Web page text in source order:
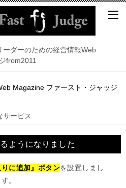
ーダーのための経営情報Web
from2011
Magazine ファースト・ジャッジ
サービス
ようになりました
りに追加』ボタンを設置しまし
。